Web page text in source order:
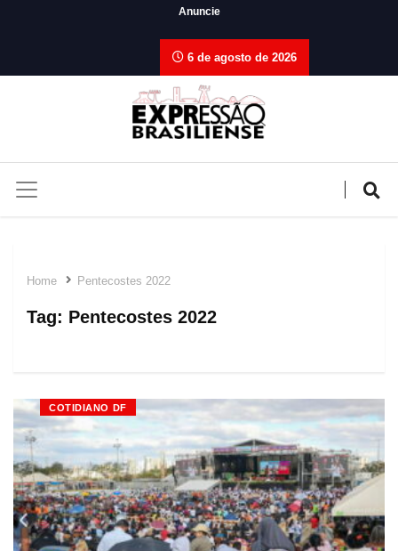
Anuncie
6 de agosto de 2026
Home Pentecostes 2022
Tag: Pentecostes 2022
COTIDIANO DF